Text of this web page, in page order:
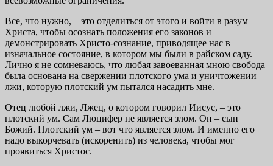
Все, что нужно, – это отделиться от этого и войти в разум
Христа, чтобы осознать положения его законов и
демонстрировать Христо-сознание, приводящее нас в
изначальное состояние, в котором мы были в райском саду.
Лично я не сомневаюсь, что любая завоеванная мною свобода
была основана на свержении плотского ума и уничтожении
лжи, которую плотский ум пытался насадить мне.
Отец любой лжи, Лжец, о котором говорил Иисус, – это
плотский ум. Сам Люцифер не является злом. Он – сын
Божий. Плотский ум – вот что является злом. И именно его
надо выкорчевать (искоренить) из человека, чтобы мог
проявиться Христос.